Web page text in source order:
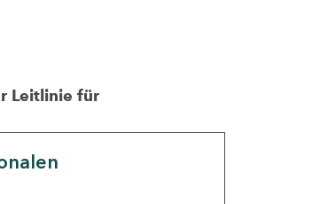
Leitlinie für